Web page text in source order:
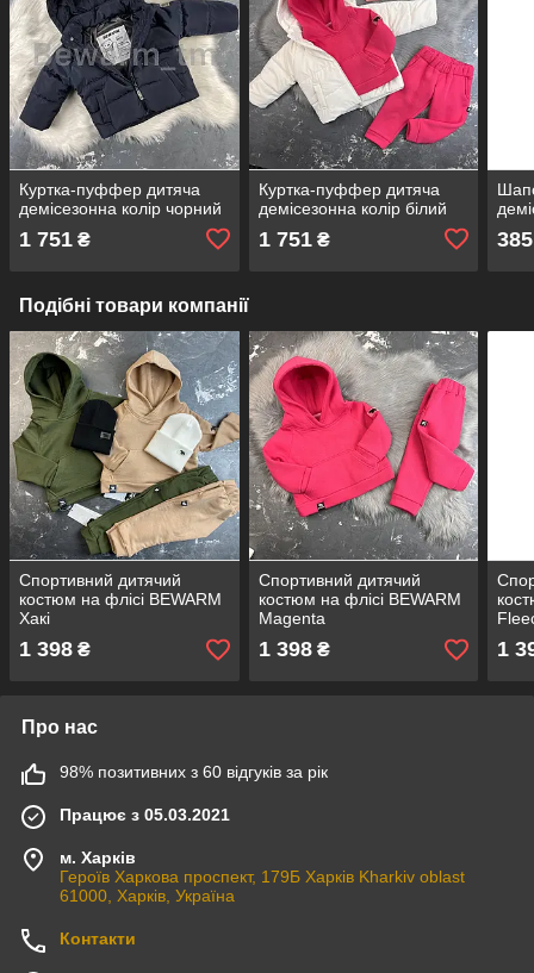
Куртка-пуффер дитяча
демісезонна колір чорний
1 751 ₴
Куртка-пуффер дитяча
демісезонна колір білий
1 751₴ 385
Подібні товари компанії
Спортивний дитячий
костюм на флісі BEWARM
Хакі
1 398 ₴
Спортивний дитячий
костюм на флісі BEWARM
Magenta
1 398₴ 1
Про нас
98% позитивних з 60 відгуків за рік
Працює з 05.03.2021
м. Харків
Героїв Харкова проспект, 179Б Харків Kharkiv oblast
61000, Харків, Україна
Контакти